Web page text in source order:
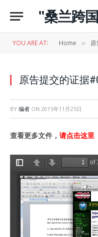
"桑兰跨
YOU ARE AT: Home »
原告提交的证据
BY 编者 ON 2015年11月25日
查看更多文件， 请点击这里